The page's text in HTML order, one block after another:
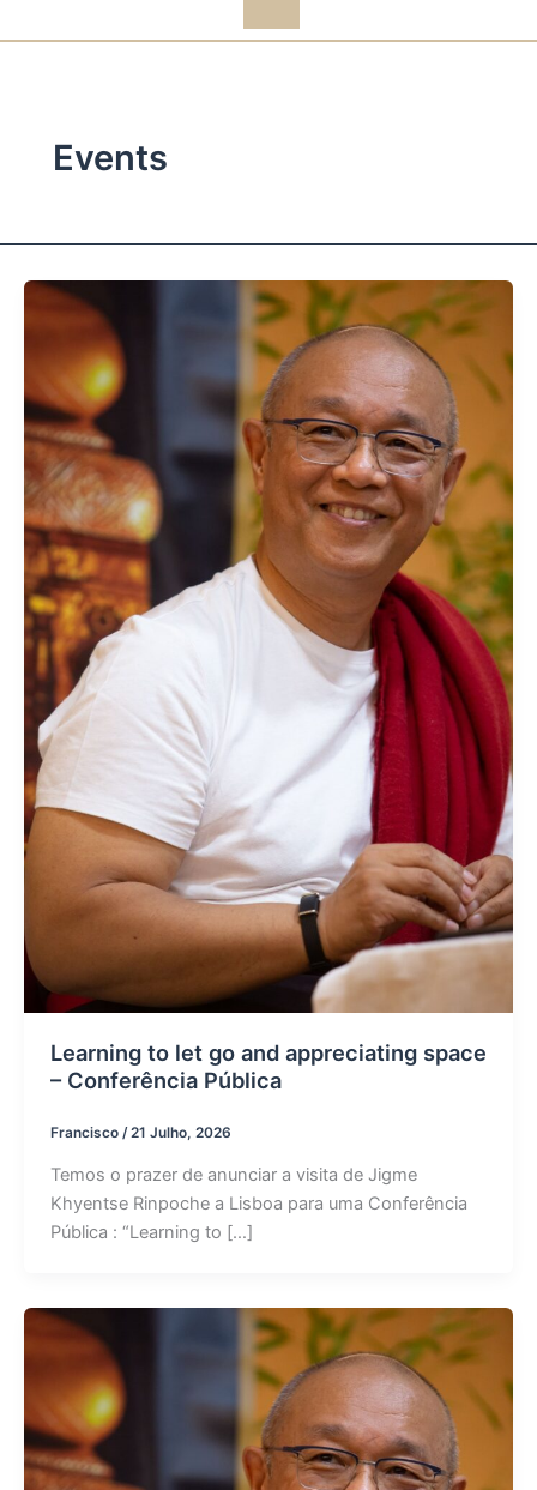
Events
Learning to let go and appreciating space
– Conferência Pública
Francisco /21 Julho, 2026
Temos o prazer de anunciar a visita de Jigme
Khyentse Rinpoche a Lisboa para uma Conferência
Pública : “Learning to […]